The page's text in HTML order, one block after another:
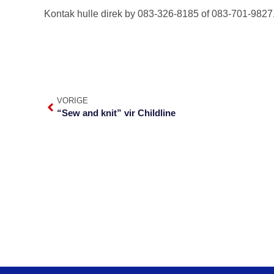
Kontak hulle direk by 083-326-8185 of 083-701-
VORIGE
“Sew and knit” vir Childline